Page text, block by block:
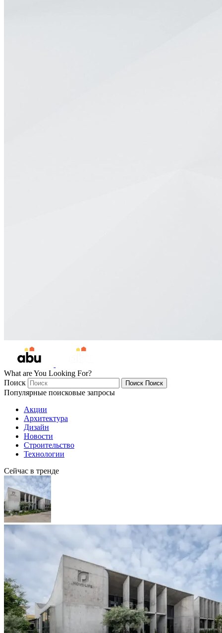
What are You Looking For?
Поиск
Поиск Поиск
Популярные поисковые запросы
Акции
Архитектура
Дизайн
Новости
Строительство
Технологии
Сейчас в тренде